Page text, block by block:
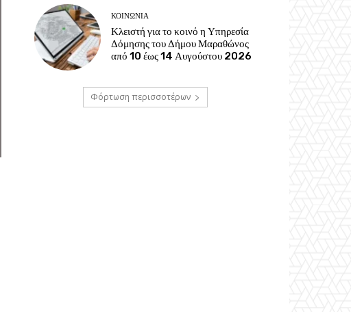
ΚΟΙΝΩΝΊΑ
Κλειστή για το κοινό η Υπηρεσία
Δόμησης του Δήμου Μαραθώνος
από 10 έως 14 Αυγούστου 2026
Φόρτωση περισσοτέρων